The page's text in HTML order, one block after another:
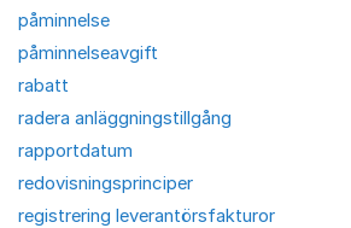
påminnelse
påminnelseavgift
rabatt
radera anläggningstillgång
rapportdatum
redovisningsprinciper
registrering leverantörsfakturor